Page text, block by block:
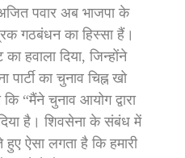
पवार अब भाजपा के
गठबंधन का हिस्सा हैं।
हवाला दिया, जिन्होंने
का चुनाव चिह्न खो
“मैंने चुनाव आयोग द्वारा
है। शिवसेना के संबंध में
ऐसा लगता है कि हमारी